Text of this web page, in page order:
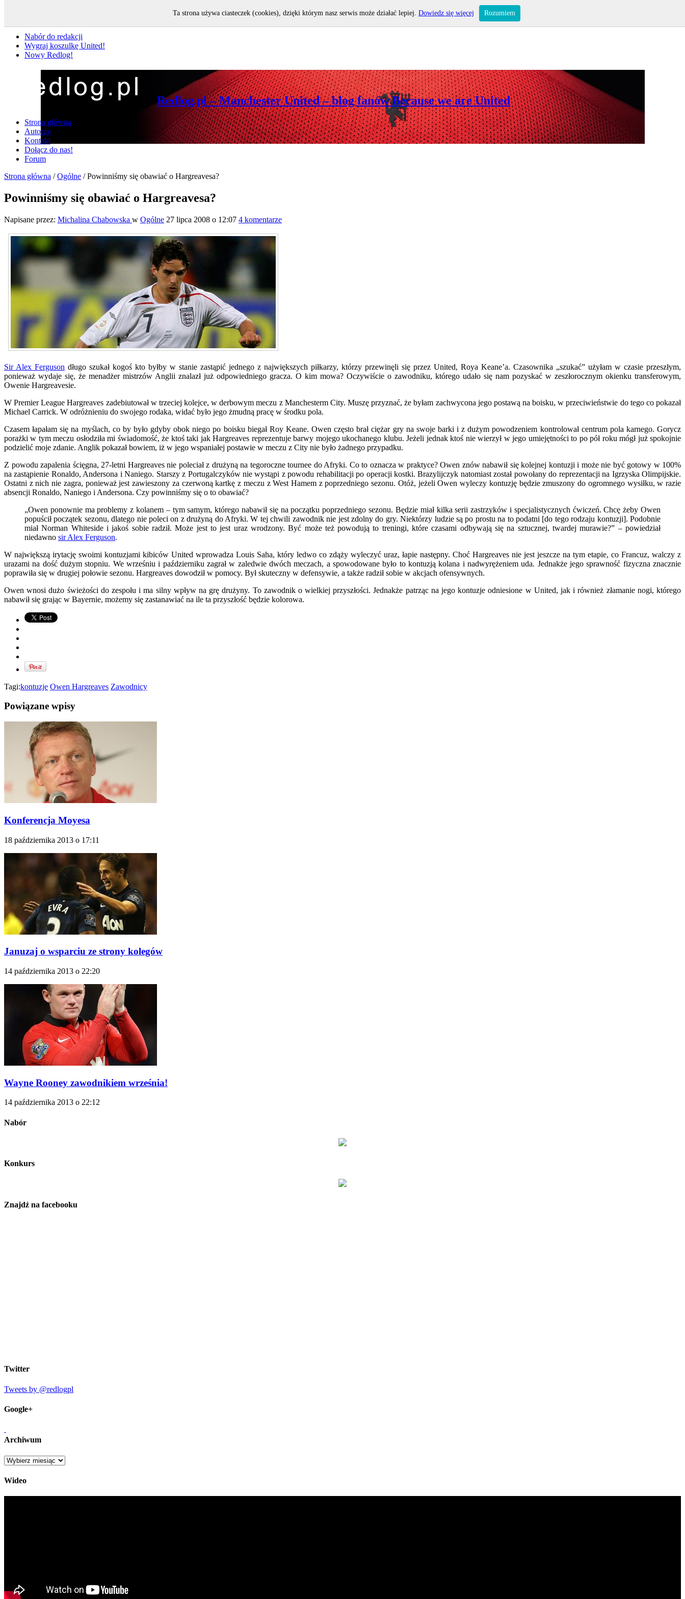
Nabór do redakcji
Wygraj koszulkę United!
Nowy Redlog!
Redlog.pl – Manchester United – blog fanów Because we are United
Strona główna
Autorzy
Kontakt
Dołącz do nas!
Forum
Strona główna /Ogólne /Powinniśmy się obawiać o Hargreavesa?
Powinniśmy się obawiać o Hargreavesa?
Napisane przez: Michalina Chabowska w Ogólne 27 lipca 2008 o 12:07 4 komentarze
Sir Alex Ferguson długo szukał kogoś kto byłby w stanie zastąpić jednego z największych piłkarzy, którzy przewinęli się przez United, Roya Keane’a. Czasownika „szukać” użyłam w czasie przeszłym,
ponieważ wydaje się, że menadżer mistrzów Anglii znalazł już odpowiedniego gracza. O kim mowa? Oczywiście o zawodniku, którego udało się nam pozyskać w zeszłorocznym okienku transferowym,
Owenie Hargreavesie.
W Premier League Hargreaves zadebiutował w trzeciej kolejce, w derbowym meczu z Manchesterm City. Muszę przyznać, że byłam zachwycona jego postawą na boisku, w przeciwieństwie do tego co pokazał
Michael Carrick. W odróżnieniu do swojego rodaka, widać było jego żmudną pracę w środku pola.
Czasem łapałam się na myślach, co by było gdyby obok niego po boisku biegał Roy Keane. Owen często brał ciężar gry na swoje barki i z dużym powodzeniem kontrolował centrum pola karnego. Gorycz
porażki w tym meczu osłodziła mi świadomość, że ktoś taki jak Hargreaves reprezentuje barwy mojego ukochanego klubu. Jeżeli jednak ktoś nie wierzył w jego umiejętności to po pół roku mógł już spokojnie
podzielić moje zdanie. Anglik pokazał bowiem, iż w jego wspaniałej postawie w meczu z City nie było żadnego przypadku.
Z powodu zapalenia ścięgna, 27-letni Hargreaves nie poleciał z drużyną na tegoroczne tournee do Afryki. Co to oznacza w praktyce? Owen znów nabawił się kolejnej kontuzji i może nie być gotowy w 100%
na zastąpienie Ronaldo, Andersona i Naniego. Starszy z Portugalczyków nie wystąpi z powodu rehabilitacji po operacji kostki. Brazylijczyk natomiast został powołany do reprezentacji na Igrzyska Olimpijskie.
Ostatni z nich nie zagra, ponieważ jest zawieszony za czerwoną kartkę z meczu z West Hamem z poprzedniego sezonu. Otóż, jeżeli Owen wyleczy kontuzję będzie zmuszony do ogromnego wysiłku, w razie
absencji Ronaldo, Naniego i Andersona. Czy powinniśmy się o to obawiać?
„Owen ponownie ma problemy z kolanem – tym samym, którego nabawił się na początku poprzedniego sezonu. Będzie miał kilka serii zastrzyków i specjalistycznych ćwiczeń. Chcę żeby Owen
popuścił początek sezonu, dlatego nie poleci on z drużyną do Afryki. W tej chwili zawodnik nie jest zdolny do gry. Niektórzy ludzie są po prostu na to podatni [do tego rodzaju kontuzji]. Podobnie
miał Norman Whiteside i jakoś sobie radził. Może jest to jest uraz wrodzony. Być może też powodują to treningi, które czasami odbywają się na sztucznej, twardej murawie?” – powiedział
niedawno sir Alex Ferguson.
W największą irytację swoimi kontuzjami kibiców United wprowadza Louis Saha, który ledwo co zdąży wyleczyć uraz, łapie następny. Choć Hargreaves nie jest jeszcze na tym etapie, co Francuz, walczy z
urazami na dość dużym stopniu. We wrześniu i październiku zagrał w zaledwie dwóch meczach, a spowodowane było to kontuzją kolana i nadwyrężeniem uda. Jednakże jego sprawność fizyczna znacznie
poprawiła się w drugiej połowie sezonu. Hargreaves dowodził w pomocy. Był skuteczny w defensywie, a także radził sobie w akcjach ofensywnych.
Owen wnosi dużo świeżości do zespołu i ma silny wpływ na grę drużyny. To zawodnik o wielkiej przyszłości. Jednakże patrząc na jego kontuzje odniesione w United, jak i również złamanie nogi, którego
nabawił się grając w Bayernie, możemy się zastanawiać na ile ta przyszłość będzie kolorowa.
Tagi:kontuzje Owen Hargreaves Zawodnicy
Powiązane wpisy
Konferencja Moyesa
18 października 2013 o 17:11
Januzaj o wsparciu ze strony kolegów
14 października 2013 o 22:20
Wayne Rooney zawodnikiem września!
14 października 2013 o 22:12
Nabór
Konkurs
Znajdź na facebooku
Twitter
Tweets by @redlogpl
Google+
Archiwum
Archiwum
Wideo
Ta strona używa ciasteczek (cookies), dzięki którym nasz serwis może działać lepiej. Dowiedz się więcej Rozumiem